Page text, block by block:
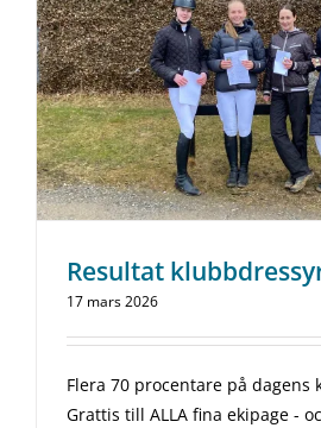
Resultat
17 mars 2026
Flera 70 procentare på dagens
Grattis till ALLA fina ekipage -